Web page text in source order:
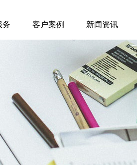
务 客户案例 新闻资讯